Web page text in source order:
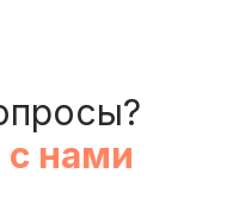
нами